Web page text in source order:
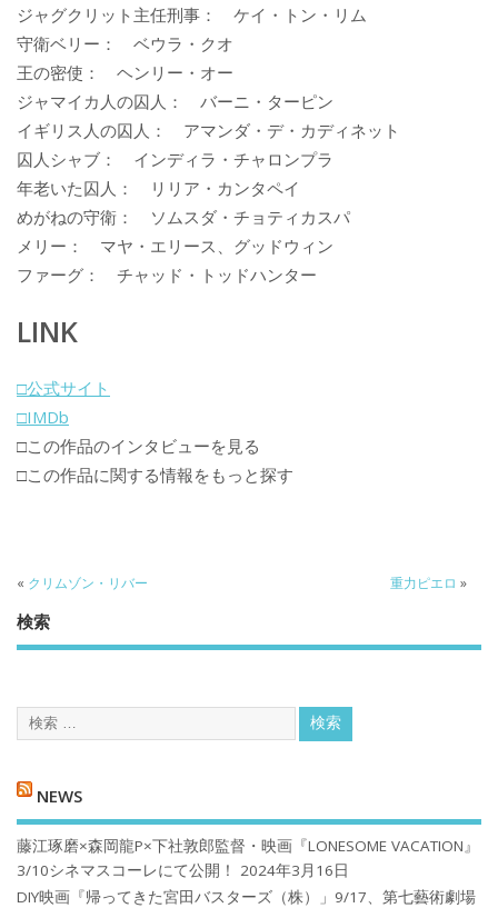
ジャグクリット主任刑事： ケイ・トン・リム
守衛ベリー： ベウラ・クオ
王の密使： ヘンリー・オー
ジャマイカ人の囚人： バーニ・ターピン
イギリス人の囚人： アマンダ・デ・カディネット
囚人シャブ： インディラ・チャロンプラ
年老いた囚人： リリア・カンタペイ
めがねの守衛： ソムスダ・チョティカスパ
メリー： マヤ・エリース、グッドウィン
ファーグ： チャッド・トッドハンター
LINK
□公式サイト
□IMDb
□この作品のインタビューを見る
□この作品に関する情報をもっと探す
« クリムゾン・リバー 重力ピエロ »
検索
NEWS
藤江琢磨×森岡龍P×下社敦郎監督・映画『LONESOME VACATION』
3/10シネマスコーレにて公開！
2024年3月16日
DIY映画『帰ってきた宮田バスターズ（株）」9/17、第七藝術劇場